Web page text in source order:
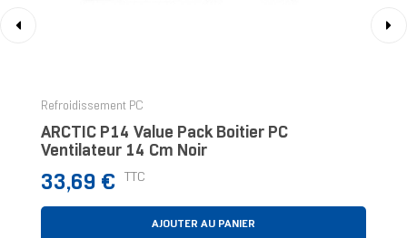
Refroidissement PC
ARCTIC P14 Value Pack Boitier PC
Ventilateur 14 Cm Noir
Prix
33,69 € TTC
AJOUTER AU PANIER